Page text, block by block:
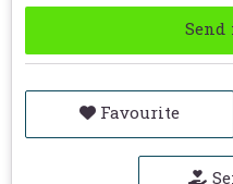
Send
Favourite